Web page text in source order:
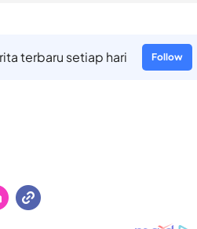
terbaru setiap hari Follow